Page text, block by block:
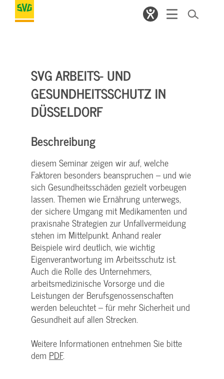
SVG ARBEITS- UND
GESUNDHEITSSCHUTZ IN
DÜSSELDORF
Beschreibung
diesem Seminar zeigen wir auf, welche
Faktoren besonders beanspruchen – und wie
sich Gesundheitsschäden gezielt vorbeugen
lassen. Themen wie Ernährung unterwegs,
der sichere Umgang mit Medikamenten und
praxisnahe Strategien zur Unfallvermeidung
stehen im Mittelpunkt. Anhand realer
Beispiele wird deutlich, wie wichtig
Eigenverantwortung im Arbeitsschutz ist.
Auch die Rolle des Unternehmers,
arbeitsmedizinische Vorsorge und die
Leistungen der Berufsgenossenschaften
werden beleuchtet – für mehr Sicherheit und
Gesundheit auf allen Strecken.
Weitere Informationen entnehmen Sie bitte
dem PDF.